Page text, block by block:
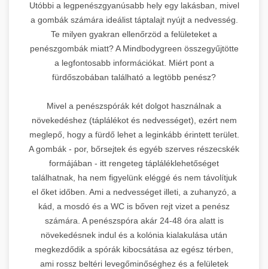
Utóbbi a legpenészgyanúsabb hely egy lakásban, mivel
a gombák számára ideálist táptalajt nyújt a nedvesség.
Te milyen gyakran ellenőrzöd a felületeket a
penészgombák miatt? A Mindbodygreen összegyűjtötte
a legfontosabb információkat. Miért pont a
fürdőszobában található a legtöbb penész?
Mivel a penészspórák két dolgot használnak a
növekedéshez (táplálékot és nedvességet), ezért nem
meglepő, hogy a fürdő lehet a leginkább érintett terület.
A gombák - por, bőrsejtek és egyéb szerves részecskék
formájában - itt rengeteg tápláléklehetőséget
találhatnak, ha nem figyelünk eléggé és nem távolítjuk
el őket időben. Ami a nedvességet illeti, a zuhanyzó, a
kád, a mosdó és a WC is bőven rejt vizet a penész
számára. A penészspóra akár 24-48 óra alatt is
növekedésnek indul és a kolónia kialakulása után
megkezdődik a spórák kibocsátása az egész térben,
ami rossz beltéri levegőminőséghez és a felületek